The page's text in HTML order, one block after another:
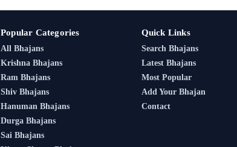
Popular Categories
All Bhajans
Krishna Bhajans
Ram Bhajans
Shiv Bhajans
Hanuman Bhajans
Durga Bhajans
Sai Bhajans
Quick Links
Search Bhajans
Latest Bhajans
Most Popular
Add Your Bhajan
Contact